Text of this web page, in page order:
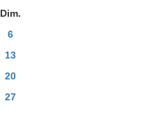
Dim.
6
13
20
27